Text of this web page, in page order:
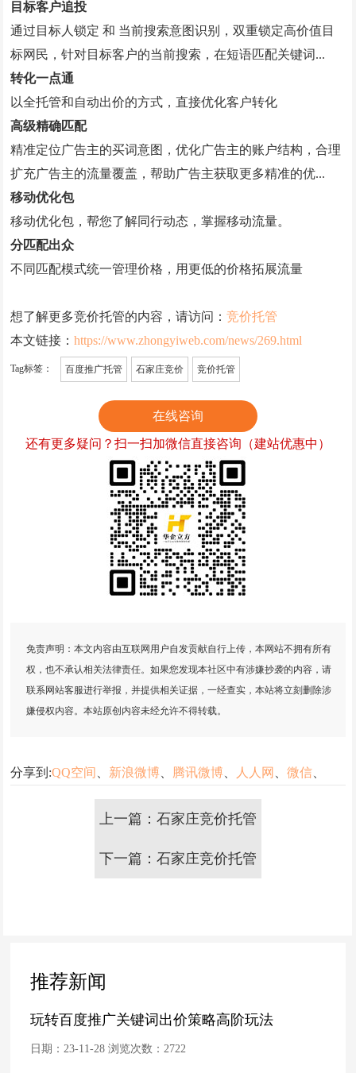
目标客户追投
通过目标人锁定 和 当前搜索意图识别，双重锁定高价值目
标网民，针对目标客户的当前搜索，在短语匹配关键词...
转化一点通
以全托管和自动出价的方式，直接优化客户转化
高级精确匹配
精准定位广告主的买词意图，优化广告主的账户结构，合理
扩充广告主的流量覆盖，帮助广告主获取更多精准的优...
移动优化包
移动优化包，帮您了解同行动态，掌握移动流量。
分匹配出众
不同匹配模式统一管理价格，用更低的价格拓展流量
想了解更多竞价托管的内容，请访问：竞价托管
本文链接：https://www.zhongyiweb.com/news/269.html
Tag标签： 百度推广托管 石家庄竞价 竞价托管
在线咨询
还有更多疑问？扫一扫加微信直接咨询（建站优惠中）
免责声明：本文内容由互联网用户自发贡献自行上传，本网站不拥有所有
权，也不承认相关法律责任。如果您发现本社区中有涉嫌抄袭的内容，请
联系网站客服进行举报，并提供相关证据，一经查实，本站将立刻删除涉
嫌侵权内容。本站原创内容未经允许不得转载。
分享到:QQ空间 新浪微博 腾讯微博 人人网 、微信
上一篇：石家庄竞价托管
四招帮你节约40%推广成
下一篇：石家庄竞价托管
推荐新闻
玩转百度推广关键词出价策略高阶玩法
日期：23-11-28 浏览次数：2722